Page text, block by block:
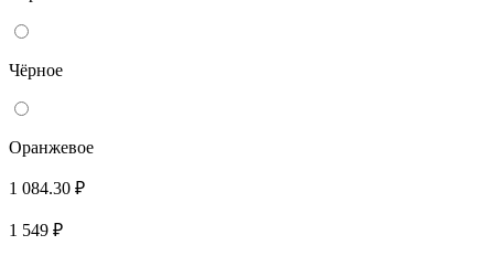
Чёрное
Оранжевое
1 084.30 ₽
1 549 ₽